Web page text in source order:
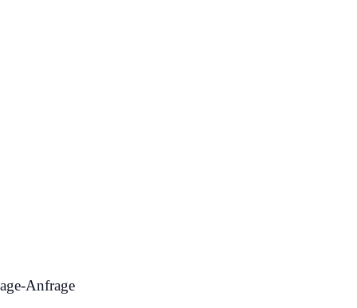
Anfrage